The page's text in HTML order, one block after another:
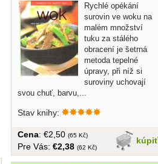
Rychlé opékání
surovin ve woku na
malém množství
tuku za stálého
obracení je šetrná
metoda tepelné
úpravy, při níž si
suroviny uchovají
svou chuť, barvu,...
Stav knihy:
kúpiť
Cena: €2,50 (65 Kč)
Pre Vás: €2,38 (62 Kč)